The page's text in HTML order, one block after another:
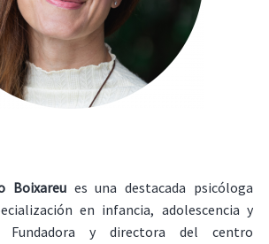
Boixareues una destacada psicóloga
en infancia, adolescencia y
Fundadora y directora del centro